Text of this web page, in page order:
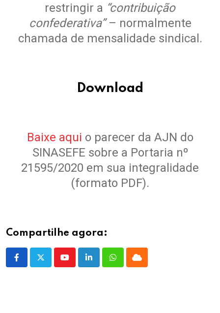
restringir a “contribuição
confederativa”– normalmente
chamada de mensalidade sindical.
Download
Baixe aqui o parecer da AJN do
SINASEFE sobre a Portaria nº
21595/2020 em sua integralidade
(formato PDF).
Compartilhe agora:
YoutubeLinkedInWhatsappCloud